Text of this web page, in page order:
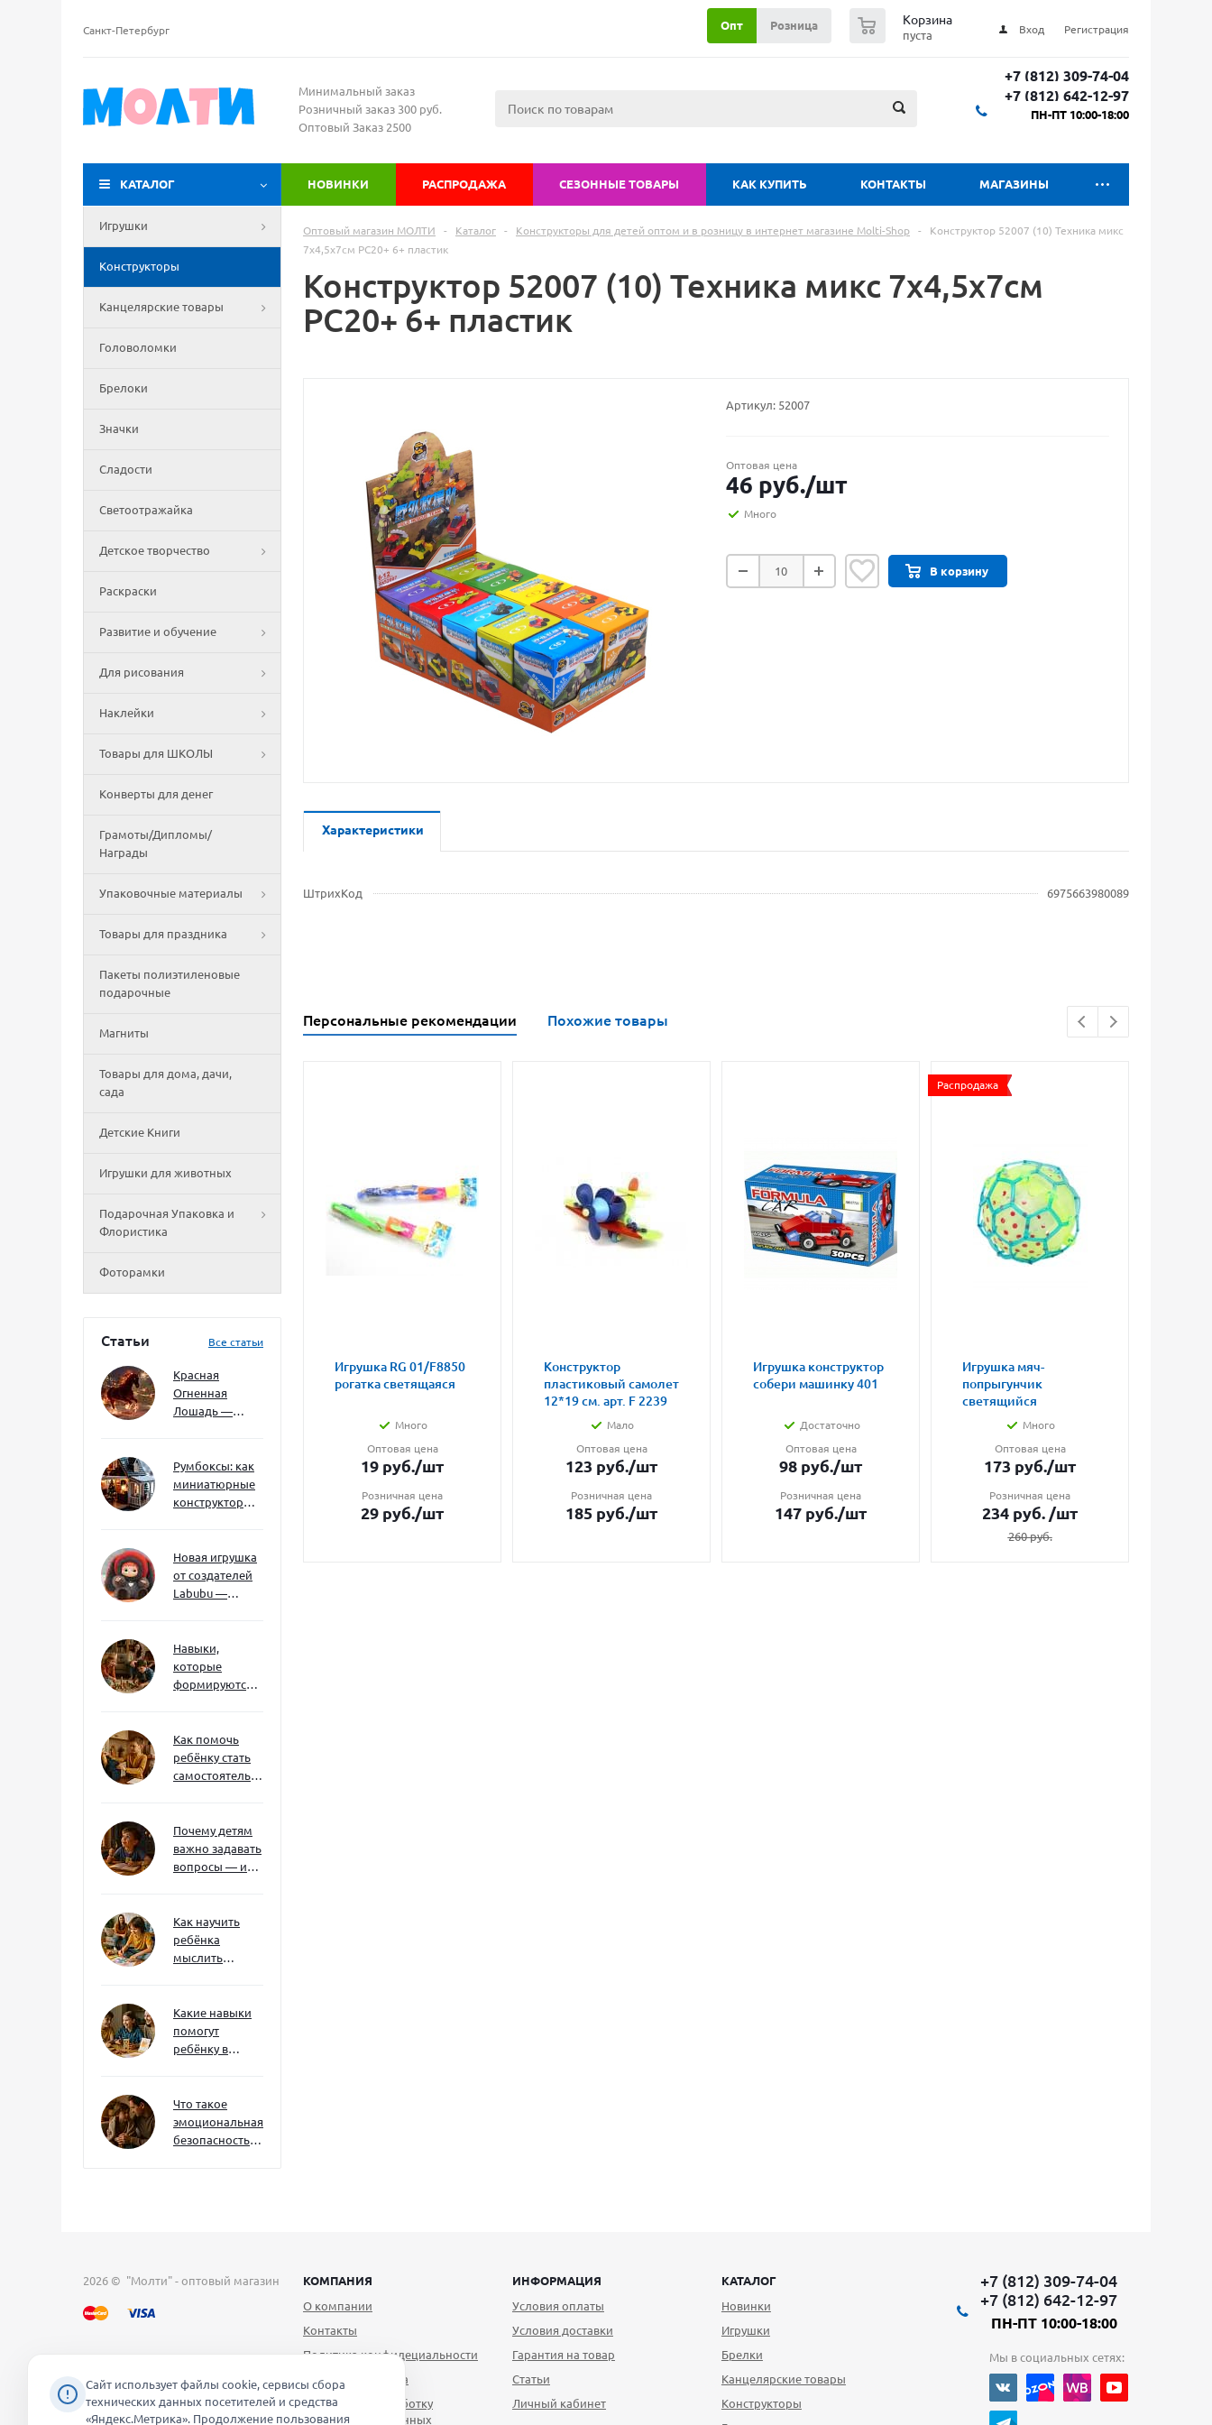
Санкт-Петербург Вход Регистрация
Корзина
пуста
Опт Розница
Минимальный заказ
Розничный заказ 300 руб.
Оптовый Заказ 2500
+7 (812) 309-74-04
+7 (812) 642-12-97
ПН-ПТ 10:00-18:00
КАТАЛОГ НОВИНКИ РАСПРОДАЖА СЕЗОННЫЕ ТОВАРЫ КАК КУПИТЬ КОНТАКТЫ МАГАЗИНЫ
Игрушки
Конструкторы
Канцелярские товары
Головоломки
Брелоки
Значки
Сладости
Светоотражайка
Детское творчество
Раскраски
Развитие и обучение
Для рисования
Наклейки
Товары для ШКОЛЫ
Конверты для денег
Грамоты/Дипломы/
Награды
Упаковочные материалы
Товары для праздника
Пакеты полиэтиленовые
подарочные
Магниты
Товары для дома, дачи,
сада
Детские Книги
Игрушки для животных
Подарочная Упаковка и
Флористика
Фоторамки
Статьи Все статьи
Красная
Огненная
Лошадь —
ждать и как
подготовиться
Румбоксы: как
миниатюрные
конструкторы
мышление и
внимание к
деталям
Новая игрушка
от создателей
Labubu —
Навыки,
которые
формируются
ребёнка
успешным
Как помочь
ребёнку стать
самостоятельным
Почему детям
важно задавать
вопросы — и
Как научить
ребёнка
мыслить
сложностей
Какие навыки
помогут
ребёнку в
их уже сейчас
Что такое
эмоциональная
безопасность
Оптовый магазин МОЛТИ - Каталог - Конструкторы для детей оптом и в розницу в интернет магазине Molti-Shop -
Конструктор 52007 (10) Техника микс
7х4,5х7см РС20+ 6+ пластик
Конструктор 52007 (10) Техника микс 7х4,5х7см
РС20+ 6+ пластик
Артикул: 52007
Оптовая цена
46 руб./шт
Много
В корзину
Характеристики
ШтрихКод 6975663980089
Персональные рекомендации Похожие товары
Игрушка RG 01/F8850
рогатка светящаяся
Много
Оптовая цена
19 руб./шт
Розничная цена
29 руб./шт
Конструктор
пластиковый самолет
12*19 см. арт. F 2239
Мало
Оптовая цена
123 руб./шт
Розничная цена
185 руб./шт
Игрушка конструктор
собери машинку 401
Достаточно
Оптовая цена
98 руб./шт
Розничная цена
147 руб./шт
Распродажа
Игрушка мяч-
попрыгунчик
светящийся
Много
Оптовая цена
173 руб./шт
Розничная цена
234 руб. /шт
260руб.
2026 © "Молти" - оптовый магазин
КОМПАНИЯ
О компании
Контакты
Политика конфидециальности
Публичная оферта
Согласие на обработку
персональных данных
ИНФОРМАЦИЯ
Условия оплаты
Условия доставки
Гарантия на товар
Статьи
Личный кабинет
КАТАЛОГ
Новинки
Игрушки
Брелки
Канцелярские товары
Конструкторы
+7 (812) 309-74-04
+7 (812) 642-12-97
ПН-ПТ 10:00-18:00
Мы в социальных сетях:
Сайт использует файлы cookie, сервисы сбора
технических данных посетителей и средства
«Яндекс.Метрика». Продолжение пользования